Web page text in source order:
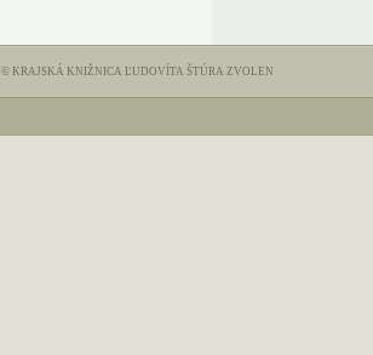
© KRAJSKÁ KNIŽNICA ĽUDOVÍTA ŠTÚRA ZVOLEN